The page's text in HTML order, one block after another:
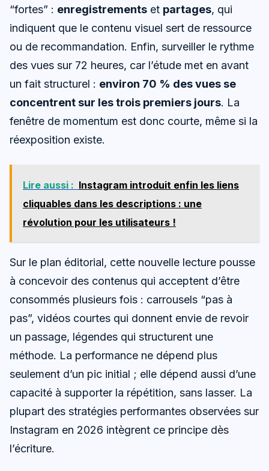
“fortes” : enregistrements et partages, qui
indiquent que le contenu visuel sert de ressource
ou de recommandation. Enfin, surveiller le rythme
des vues sur 72 heures, car l’étude met en avant
un fait structurel : environ 70 % des vues se
concentrent sur les trois premiers jours. La
fenêtre de momentum est donc courte, même si la
réexposition existe.
Lire aussi : Instagram introduit enfin les liens
cliquables dans les descriptions : une
révolution pour les utilisateurs !
Sur le plan éditorial, cette nouvelle lecture pousse
à concevoir des contenus qui acceptent d’être
consommés plusieurs fois : carrousels “pas à
pas”, vidéos courtes qui donnent envie de revoir
un passage, légendes qui structurent une
méthode. La performance ne dépend plus
seulement d’un pic initial ; elle dépend aussi d’une
capacité à supporter la répétition, sans lasser. La
plupart des stratégies performantes observées sur
Instagram en 2026 intègrent ce principe dès
l’écriture.